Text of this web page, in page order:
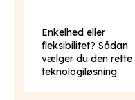
Enkelhed eller
fleksibilitet? Sådan
vælger du den rette
teknologiløsning